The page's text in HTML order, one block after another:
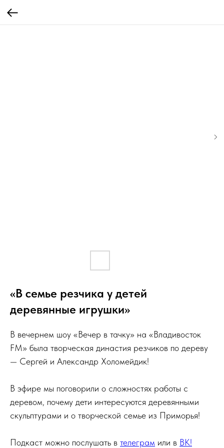
«В семье резчика у детей
деревянные игрушки»
В вечернем шоу «Вечер в тачку» на «Владивосток
FM» была творческая династия резчиков по дереву
— Сергей и Александр Холомейдик!
В эфире мы поговорили о сложностях работы с
деревом, почему дети интересуются деревянными
скульптурами и о творческой семье из Приморья!
Подкаст можно послушать в телеграм или в ВК!